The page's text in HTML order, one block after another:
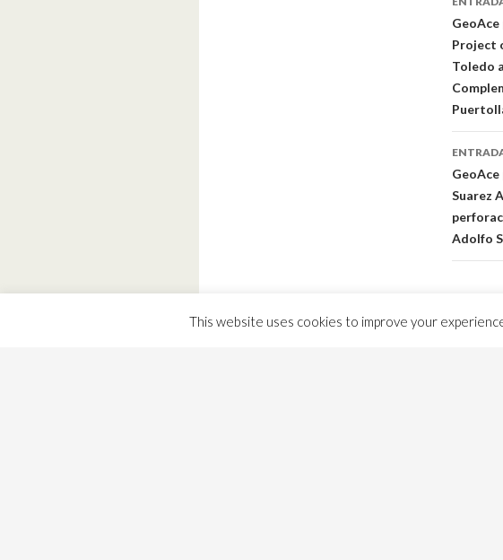
a
la
Project
Toledo
Suarez
Adolfo
This website uses cookies to improve your